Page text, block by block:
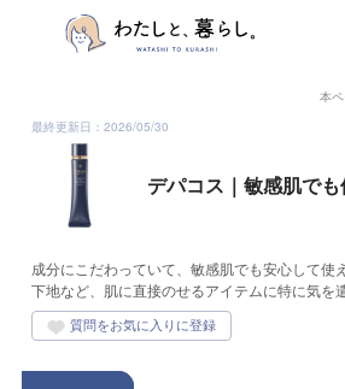
本
最終更新日：2026/05/30
デパコス｜敏感肌で
成分にこだわっていて、敏感肌でも安心して
下地など、肌に直接のせるアイテムに特に気